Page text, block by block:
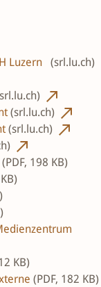
Luzern (srl.lu.ch)
(srl.lu.ch)
(srl.lu.ch)
(PDF, 198 KB)
KB)
(PDF, 182 KB)